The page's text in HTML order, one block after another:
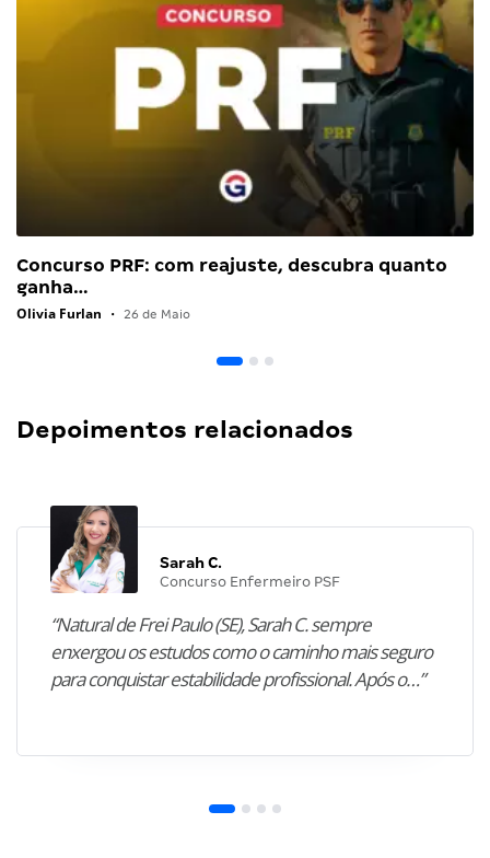
Concurso PRF: com reajuste, descubra quanto
ganha…
Olivia Furlan • 26 de Maio
Depoimentos relacionados
Sarah C.
Concurso Enfermeiro PSF
“Natural de Frei Paulo (SE), Sarah C. sempre
enxergou os estudos como o caminho mais seguro
para conquistar estabilidade profissional. Após o…”